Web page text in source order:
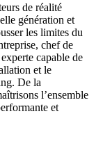
de réalité
génération et
les limites du
chef de
capable de
et le
De la
l’ensemble
et